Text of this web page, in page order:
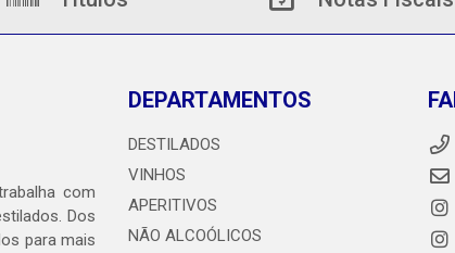
com
Dos
para mais
DEPARTAMENTOS
DESTILADOS
VINHOS
APERITIVOS
NÃO ALCOÓLICOS